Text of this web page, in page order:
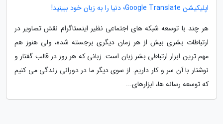
اپلیکیشن Google Translate؛ دنیا را به زبان خود ببینید!
هر چند با توسعه شبکه های اجتماعی نظیر اینستاگرام نقش تصاویر در
ارتباطات بشری بیش از هر زمان دیگری برجسته شده، ولی هنوز هم
مهم ترین ابزار ارتباطی بشر زبان است. زبانی که هر روز در قالب گفتار و
نوشتار با آن سر و کار داریم. از سوی دیگر ما در دورانی زندگی می کنیم
که توسعه رسانه ها، ابزارهای...